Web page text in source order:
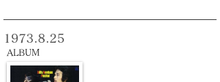
1973.8.25
ALBUM